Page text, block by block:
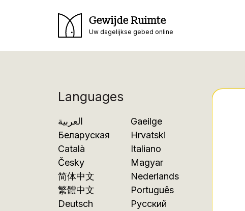
Gewijde Ruimte
Uw dagelijkse gebed online
Languages
العربية
Беларуская
Català
Česky
简体中文
繁體中文
Deutsch
Gaeilge
Hrvatski
Italiano
Magyar
Nederlands
Português
Русский